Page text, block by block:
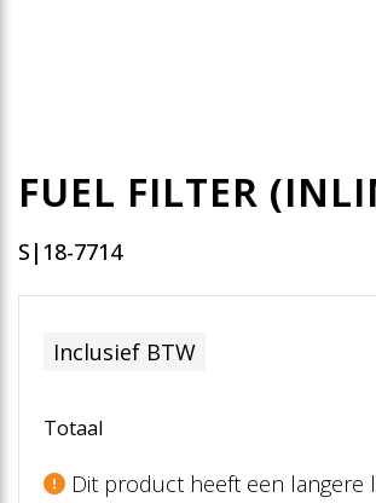
FUEL FILTER
S|18-7714
Inclusief BTW
Totaal
Dit product heeft een langere